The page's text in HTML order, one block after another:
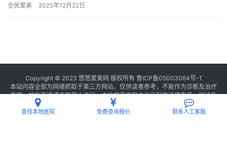
全民爱美 2025年12月22日
Copyright © 2023 悠悠爱美网 版权所有 鲁ICP备05003064号-1
本站内容全部为网络抓取于第三方网站，仅供读者参考，不能作为诊断及治疗
依据，如有不适请立即停止访问，本站将不承担由此引起的法律责任。如涉及
联系我们
查找本地医院 免费查询报价 联系人工客服